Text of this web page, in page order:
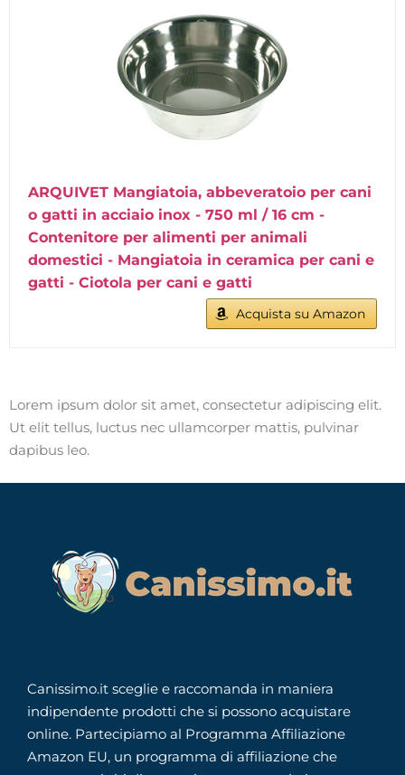
ARQUIVET Mangiatoia, abbeveratoio per cani
o gatti in acciaio inox - 750 ml / 16 cm -
Contenitore per alimenti per animali
domestici - Mangiatoia in ceramica per cani e
gatti - Ciotola per cani e gatti
Acquista su Amazon
Lorem ipsum dolor sit amet, consectetur adipiscing elit.
Ut elit tellus, luctus nec ullamcorper mattis, pulvinar
dapibus leo.
Canissimo.it sceglie e raccomanda in maniera
indipendente prodotti che si possono acquistare
online. Partecipiamo al Programma Affiliazione
Amazon EU, un programma di affiliazione che